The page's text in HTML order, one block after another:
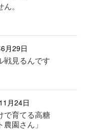
。
月29日
戦見るんです
月24日
で育てる高糖
園さん」